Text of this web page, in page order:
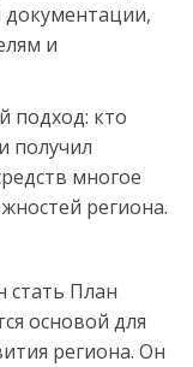
документации,
и
подход: кто
получил
многое
региона.
стать План
основой для
региона. Он